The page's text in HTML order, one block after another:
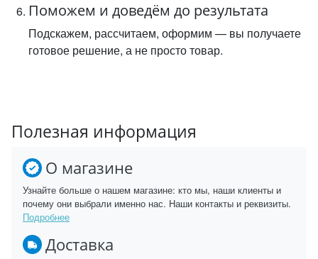
Поможем и доведём до результата
Подскажем, рассчитаем, оформим — вы получаете
готовое решение, а не просто товар.
Полезная информация
О магазине
Узнайте больше о нашем магазине: кто мы, наши клиенты и
почему они выбрали именно нас. Наши контакты и реквизиты.
Подробнее
Доставка